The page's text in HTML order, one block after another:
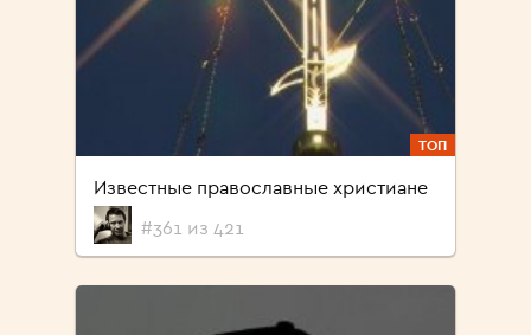
ТОП
Известные православные христиане
#361 из 421